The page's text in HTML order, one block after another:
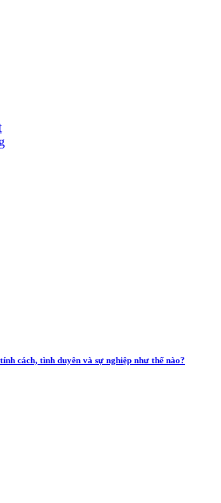
cách, tình duyên và sự nghiệp như thế nào?